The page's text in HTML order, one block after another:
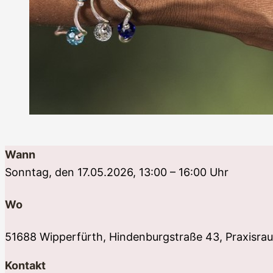
Wann
Sonntag, den 17.05.2026, 13:00 – 16:00 Uhr
Wo
51688 Wipperfürth, Hindenburgstraße 43,
Kontakt